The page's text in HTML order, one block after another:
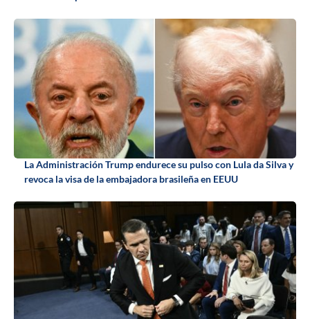
La Administración Trump endurece su pulso con Lula da Silva y
revoca la visa de la embajadora brasileña en EEUU